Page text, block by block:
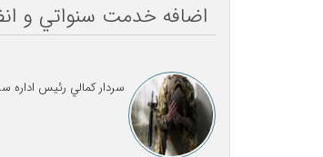
اضافه خدمت سنواتي و
سردار کمالي رئيس اداره سرمايه انساني